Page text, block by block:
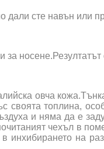
сте навън или
овча
топлина,
и няма да е
чехъл в
инхибирането на